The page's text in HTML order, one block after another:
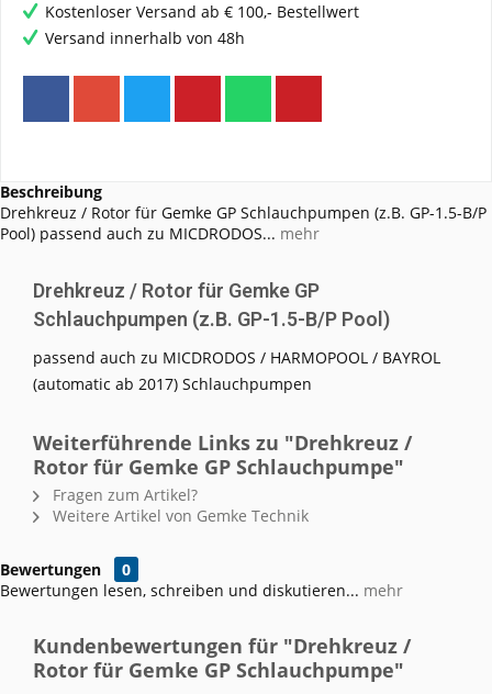
Kostenloser Versand ab € 100,- Bestellwert
Versand innerhalb von 48h
Beschreibung
Drehkreuz / Rotor für Gemke GP Schlauchpumpen (z.B. GP-1.5-B/P
Pool) passend auch zu MICDRODOS... mehr
Drehkreuz / Rotor für Gemke GP
Schlauchpumpen (z.B. GP-1.5-B/P Pool)
passend auch zu MICDRODOS / HARMOPOOL / BAYROL
(automatic ab 2017) Schlauchpumpen
Weiterführende Links zu "Drehkreuz /
Rotor für Gemke GP Schlauchpumpe"
Fragen zum Artikel?
Weitere Artikel von Gemke Technik
Bewertungen
0
Bewertungen lesen, schreiben und diskutieren... mehr
Kundenbewertungen für "Drehkreuz /
Rotor für Gemke GP Schlauchpumpe"